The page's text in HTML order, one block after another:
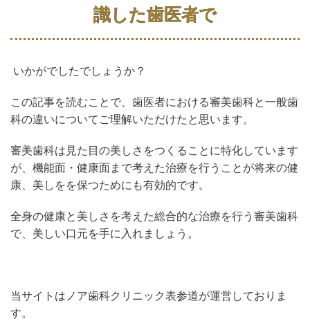
識した歯医者で
いかがでしたでしょうか？
この記事を読むことで、歯医者における審美歯科と一般歯
科の違いについてご理解いただけたと思います。
審美歯科は見た目の美しさをつくることに特化しています
が、機能面・健康面まで考えた治療を行うことが将来の健
康、美しをを保つためにも有効的です。
全身の健康と美しさを考えた総合的な治療を行う審美歯科
で、美しい口元を手に入れましょう。
当サイトはノア歯科クリニック表参道が運営しておりま
す。